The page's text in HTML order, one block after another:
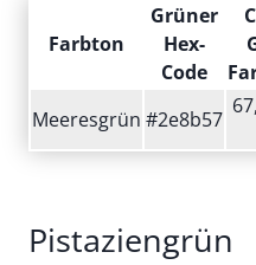
Farbton
Grüner
Hex-
Code
Meeresgrün #2e8b57
Pistaziengrün